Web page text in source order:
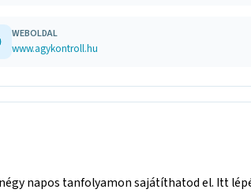
WEBOLDAL
www.agykontroll.hu
napos tanfolyamon sajátíthatod el. Itt